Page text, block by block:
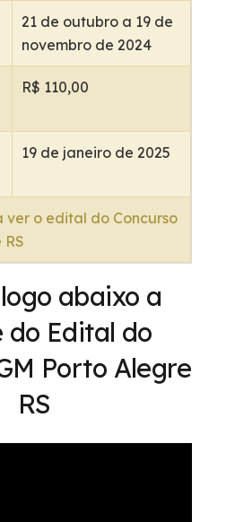
21 de outubro a 19 de
novembro de 2024
R$ 110,00
19 de janeiro de 2025
ver o edital do Concurso
abaixo a
do Edital do
Porto Alegre
RS